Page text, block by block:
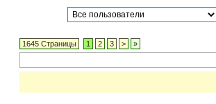
1645 Страницы 1 2 3 > »